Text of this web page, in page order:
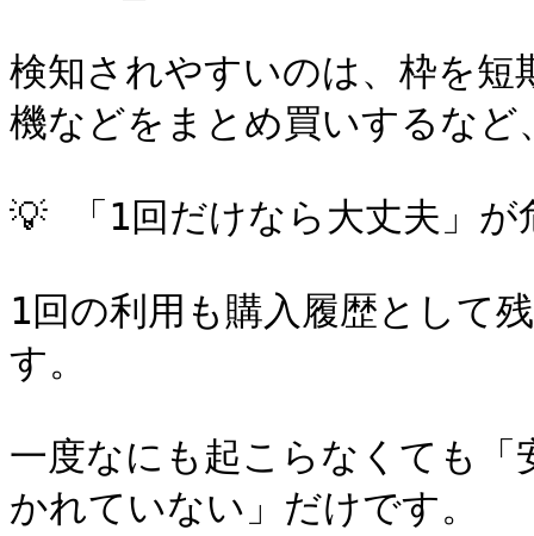
検知されやすいのは、枠を
機などをまとめ買いするな
💡 「1回だけなら大丈夫」が
1回の利用も購入履歴として
す。
一度なにも起こらなくても
かれていない」だけです。